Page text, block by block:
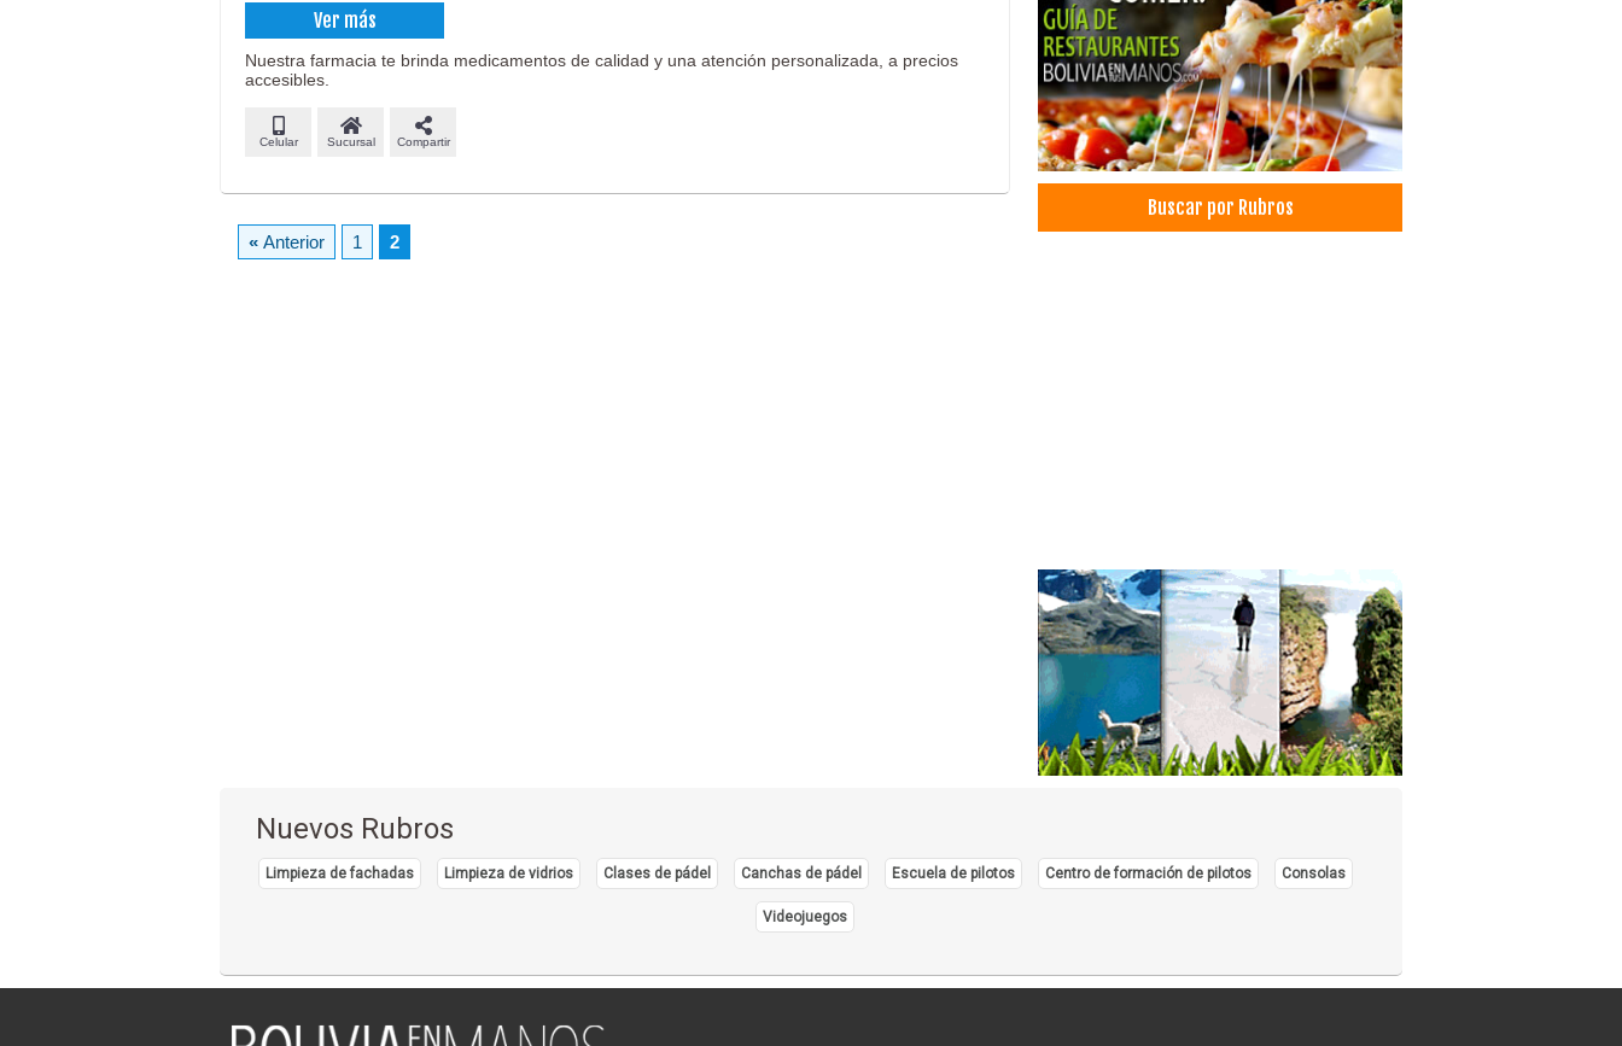
Ver más
Nuestra farmacia te brinda medicamentos de calidad y una atención personalizada, a precios
accesibles.
Celular Sucursal Compartir
« Anterior 1 2
Farmacias
Buscar por Rubros
Nuevos Rubros
Limpieza de fachadas Limpieza de vidrios Clases de pádel Canchas de pádel Escuela de pilotos Centro de formación de pilotos Consolas
Videojuegos